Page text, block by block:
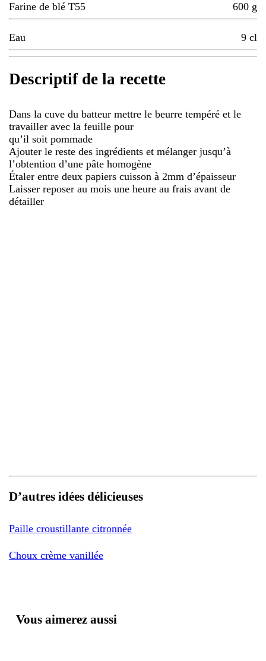
Farine de blé T55 600 g
Eau 9 cl
Descriptif de la recette
Dans la cuve du batteur mettre le beurre tempéré et le
travailler avec la feuille pour
qu’il soit pommade
Ajouter le reste des ingrédients et mélanger jusqu’à
l’obtention d’une pâte homogène
Étaler entre deux papiers cuisson à 2mm d’épaisseur
Laisser reposer au mois une heure au frais avant de
détailler
D’autres idées délicieuses
Paille croustillante citronnée
Choux crème vanillée
Vous aimerez aussi